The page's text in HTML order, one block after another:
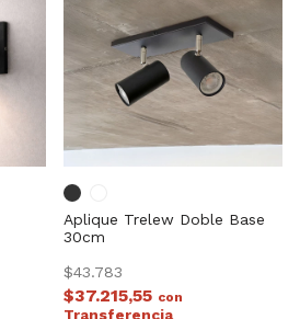
Aplique Trelew Doble Base
30cm
$43.783
$37.215,55 con